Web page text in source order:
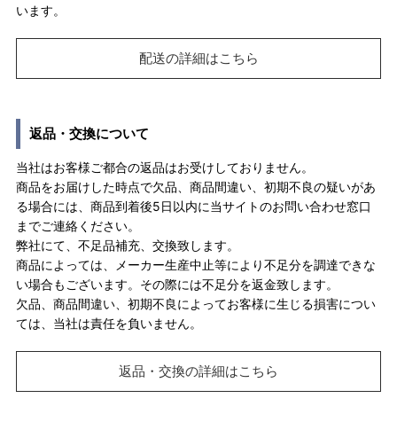
います。
配送の詳細はこちら
返品・交換について
当社はお客様ご都合の返品はお受けしておりません。
商品をお届けした時点で欠品、商品間違い、初期不良の疑いがあ
る場合には、商品到着後5日以内に当サイトのお問い合わせ窓口
までご連絡ください。
弊社にて、不足品補充、交換致します。
商品によっては、メーカー生産中止等により不足分を調達できな
い場合もございます。その際には不足分を返金致します。
欠品、商品間違い、初期不良によってお客様に生じる損害につい
ては、当社は責任を負いません。
返品・交換の詳細はこちら